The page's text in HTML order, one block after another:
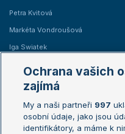
Petra Kvitová
Markéta Vondroušová
Iga Swiatek
Žebříčky
Žebříček ATP (muži)
Žebříček WTA (ženy)
Ochrana vašich
zajímá
My a naši partneři 997
osobní údaje, jako jsou
identifikátory, a máme k